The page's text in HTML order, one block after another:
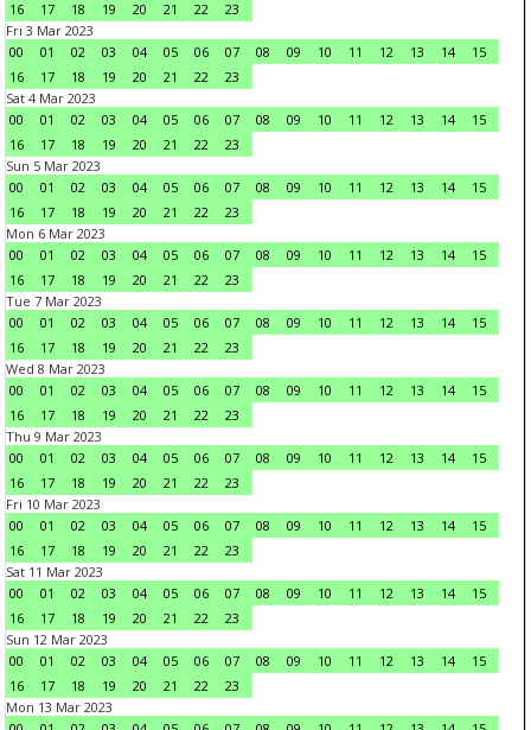
16
17 18 19 20 21 22
23
Fri 3 Mar 2023
00
01 02 03 04 05 06 07 08 09 10 11 12 13 14
15
16
17 18 19 20 21 22
23
Sat 4 Mar 2023
00
01 02 03 04 05 06 07 08 09 10 11 12 13 14
15
16
17 18 19 20 21 22
23
Sun 5 Mar 2023
00
01 02 03 04 05 06 07 08 09 10 11 12 13 14
15
16
17 18 19 20 21 22
23
Mon 6 Mar 2023
00
01 02 03 04 05 06 07 08 09 10 11 12 13 14
15
16
17 18 19 20 21 22
23
Tue 7 Mar 2023
00
01 02 03 04 05 06 07 08 09 10 11 12 13 14
15
16
17 18 19 20 21 22
23
Wed 8 Mar 2023
00
01 02 03 04 05 06 07 08 09 10 11 12 13 14
15
16
17 18 19 20 21 22
23
Thu 9 Mar 2023
00
01 02 03 04 05 06 07 08 09 10 11 12 13 14
15
16
17 18 19 20 21 22
23
Fri 10 Mar 2023
00
01 02 03 04 05 06 07 08 09 10 11 12 13 14
15
16
17 18 19 20 21 22
23
Sat 11 Mar 2023
00
01 02 03 04 05 06 07 08 09 10 11 12 13 14
15
16
17 18 19 20 21 22
23
Sun 12 Mar 2023
00
01 02 03 04 05 06 07 08 09 10 11 12 13 14
15
16
17 18 19 20 21 22
23
Mon 13 Mar 2023